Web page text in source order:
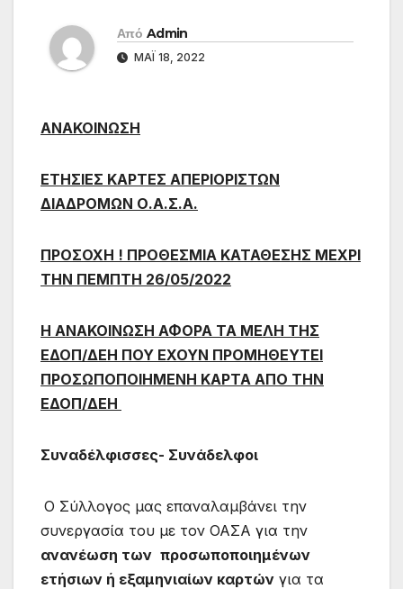
Από Admin
ΜΆΙ 18, 2022
ΑΝΑΚΟΙΝΩΣΗ
ΕΤΗΣΙΕΣ ΚΑΡΤΕΣ ΑΠΕΡΙΟΡΙΣΤΩΝ
ΔΙΑΔΡΟΜΩΝ Ο.Α.Σ.Α.
ΠΡΟΣΟΧΗ ! ΠΡΟΘΕΣΜΙΑ ΚΑΤΑΘΕΣΗΣ ΜΕΧΡΙ
ΤΗΝ ΠΕΜΠΤΗ 26/05/2022
Η ΑΝΑΚΟΙΝΩΣΗ ΑΦΟΡΑ ΤΑ ΜΕΛΗ ΤΗΣ
ΕΔΟΠ/ΔΕΗ ΠΟΥ ΕΧΟΥΝ ΠΡΟΜΗΘΕΥΤΕΙ
ΠΡΟΣΩΠΟΠΟΙΗΜΕΝΗ ΚΑΡΤΑ ΑΠΟ ΤΗΝ
ΕΔΟΠ/ΔΕΗ
Συναδέλφισσες- Συνάδελφοι
Ο Σύλλογος μας επαναλαμβάνει την
συνεργασία του με τον ΟΑΣΑ για την
ανανέωση των προσωποποιημένων
ετήσιων ή εξαμηνιαίων καρτών για τα